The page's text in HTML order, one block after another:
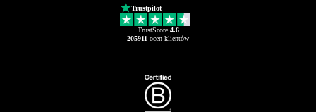
Trustpilot
TrustScore 4.6
205911 ocen klientów